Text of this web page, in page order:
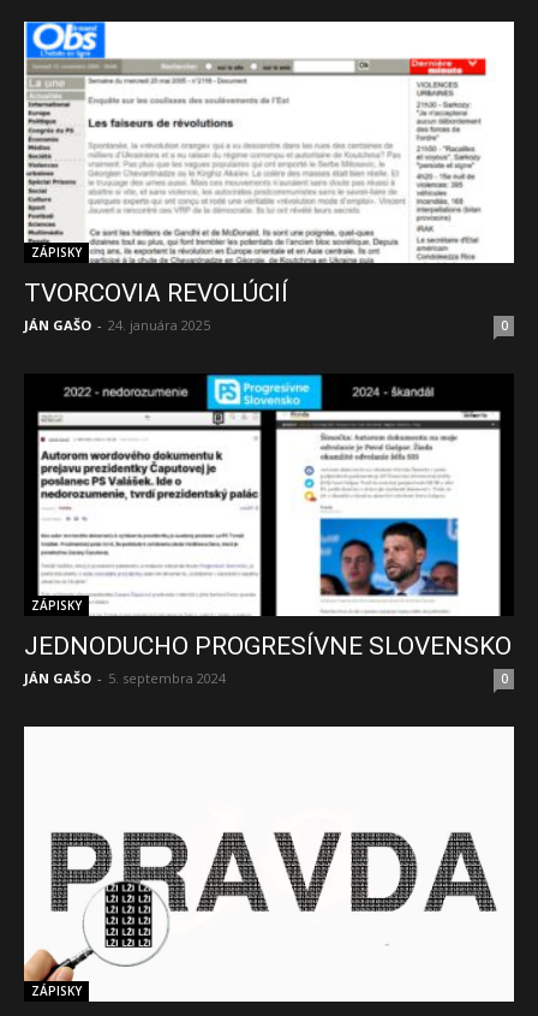
ZÁPISKY
TVORCOVIA REVOLÚCIÍ
JÁN GAŠO - 24. januára 2025 0
ZÁPISKY
JEDNODUCHO PROGRESÍVNE SLOVENSKO
JÁN GAŠO - 5. septembra 2024 0
ZÁPISKY